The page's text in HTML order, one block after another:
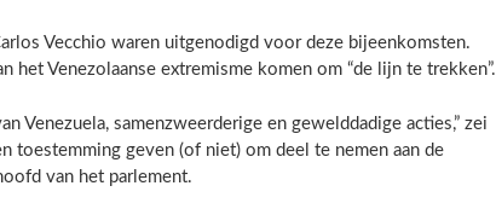
Vecchio waren uitgenodigd voor deze bijeenkomsten.
het Venezolaanse extremisme komen om “de lijn te trekken”.
Venezuela, samenzweerderige en gewelddadige acties,” zei
toestemming geven (of niet) om deel te nemen aan de
van het parlement.